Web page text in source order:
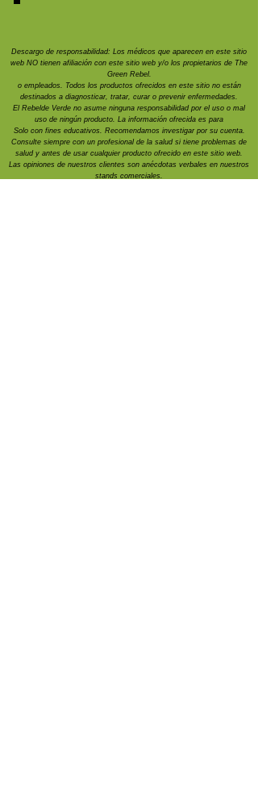
Descargo de responsabilidad: Los médicos que aparecen en este sitio
web NO tienen afiliación con este sitio web y/o los propietarios de The
Green Rebel.
o empleados. Todos los productos ofrecidos en este sitio no están
destinados a diagnosticar, tratar, curar o prevenir enfermedades.
El Rebelde Verde no asume ninguna responsabilidad por el uso o mal
uso de ningún producto. La información ofrecida es para
Solo con fines educativos. Recomendamos investigar por su cuenta.
Consulte siempre con un profesional de la salud si tiene problemas de
salud y antes de usar cualquier producto ofrecido en este sitio web.
Las opiniones de nuestros clientes son anécdotas verbales en nuestros
stands comerciales.